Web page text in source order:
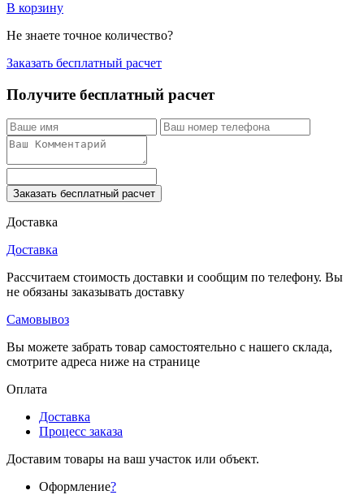
В корзину
Не знаете точное количество?
Заказать бесплатный расчет
Получите бесплатный расчет
Заказать бесплатный расчет
Доставка
Доставка
Рассчитаем стоимость доставки и сообщим по телефону. Вы
не обязаны заказывать доставку
Самовывоз
Вы можете забрать товар самостоятельно с нашего склада,
смотрите адреса ниже на странице
Оплата
Доставка
Процесс заказа
Доставим товары на ваш участок или объект.
Оформление?